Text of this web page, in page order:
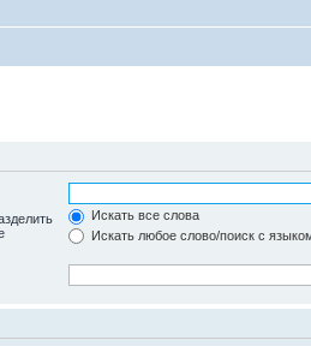
Искать все слова
Искать любое слово/поиск с